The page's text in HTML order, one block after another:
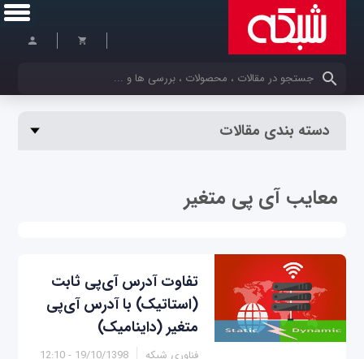
کلمات کلیدی خود را وارد کنید
دسته بندی مقالات
معایب آی پی متغیر
تفاوت آدرس آی‌پی ثابت
(استاتیک) با آدرس آی‌پی
متغیر (داینامیک)
فناوری شبکه 19/10/1398 - 12:10